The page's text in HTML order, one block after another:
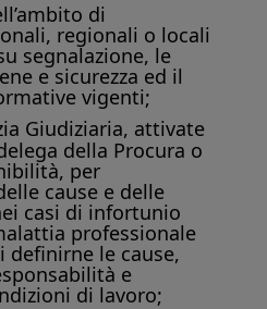
di
regionali o locali
segnalazione, le
e sicurezza ed il
vigenti;
Giudiziaria, attivate
della Procura o
per
cause e delle
casi di infortunio
professionale
definirne le cause,
e
di lavoro;